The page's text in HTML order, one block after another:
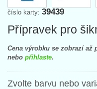
číslo karty: 39439
Přípravek pro
Cena výrobku se zobrazí až
nebo přihlaste.
Zvolte barvu nebo